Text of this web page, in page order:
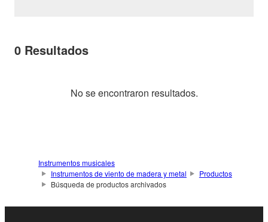
0 Resultados
No se encontraron resultados.
Instrumentos musicales
Instrumentos de viento de madera y metal
Productos
Búsqueda de productos archivados